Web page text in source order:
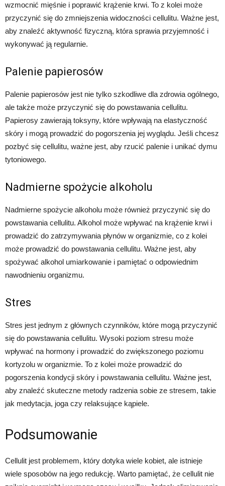
wzmocnić mięśnie i poprawić krążenie krwi. To z kolei może
przyczynić się do zmniejszenia widoczności cellulitu. Ważne jest,
aby znaleźć aktywność fizyczną, która sprawia przyjemność i
wykonywać ją regularnie.
Palenie papierosów
Palenie papierosów jest nie tylko szkodliwe dla zdrowia ogólnego,
ale także może przyczynić się do powstawania cellulitu.
Papierosy zawierają toksyny, które wpływają na elastyczność
skóry i mogą prowadzić do pogorszenia jej wyglądu. Jeśli chcesz
pozbyć się cellulitu, ważne jest, aby rzucić palenie i unikać dymu
tytoniowego.
Nadmierne spożycie alkoholu
Nadmierne spożycie alkoholu może również przyczynić się do
powstawania cellulitu. Alkohol może wpływać na krążenie krwi i
prowadzić do zatrzymywania płynów w organizmie, co z kolei
może prowadzić do powstawania cellulitu. Ważne jest, aby
spożywać alkohol umiarkowanie i pamiętać o odpowiednim
nawodnieniu organizmu.
Stres
Stres jest jednym z głównych czynników, które mogą przyczynić
się do powstawania cellulitu. Wysoki poziom stresu może
wpływać na hormony i prowadzić do zwiększonego poziomu
kortyzolu w organizmie. To z kolei może prowadzić do
pogorszenia kondycji skóry i powstawania cellulitu. Ważne jest,
aby znaleźć skuteczne metody radzenia sobie ze stresem, takie
jak medytacja, joga czy relaksujące kąpiele.
Podsumowanie
Cellulit jest problemem, który dotyka wiele kobiet, ale istnieje
wiele sposobów na jego redukcję. Warto pamiętać, że cellulit nie